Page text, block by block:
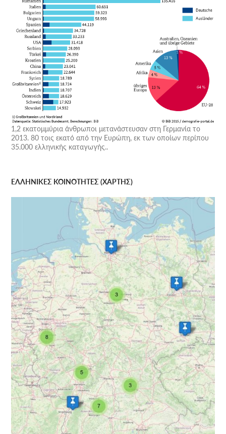
1,2 εκατομμύρια άνθρωποι μετανάστευσαν στη Γερμανία το
2013. 80 τοις εκατό από την Ευρώπη, εκ των οποίων περίπου
35.000 ελληνικής καταγωγής..
ΕΛΛΗΝΙΚΕΣ ΚΟΙΝΟΤΗΤΕΣ (ΧΑΡΤΗΣ)